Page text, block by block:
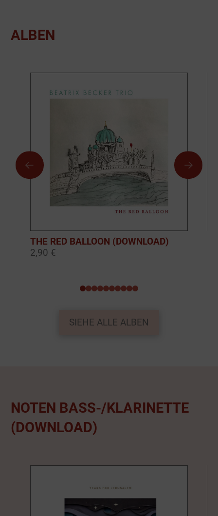
ALBEN
THE RED BALLOON (DOWNLOAD)
2,90 €
0123456789
SIEHE ALLE ALBEN
NOTEN BASS-/KLARINETTE
(DOWNLOAD)